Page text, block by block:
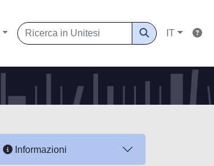
IT
Informazioni